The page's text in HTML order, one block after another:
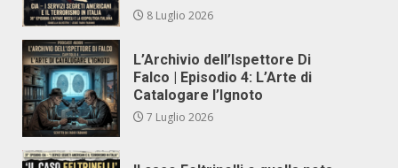
8 Luglio 2026
L’Archivio dell’Ispettore Di
Falco | Episodio 4: L’Arte di
Catalogare l’Ignoto
7 Luglio 2026